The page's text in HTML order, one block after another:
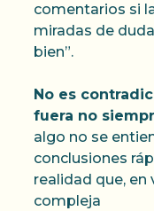
comentarios si
miradas de
bien”.
No es
fuera no
algo no se
conclusiones
realidad que, en
compleja